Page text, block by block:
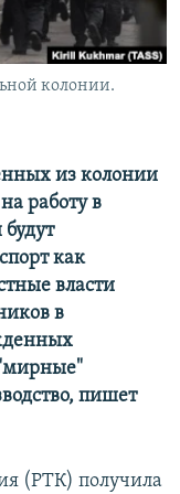
колонии.
из колонии
работу в
как
власти
в
"мирные"
пишет
(РТК) получила